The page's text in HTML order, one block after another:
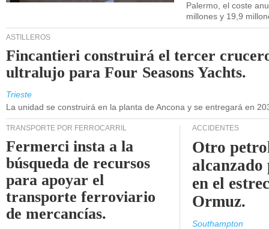
Palermo, el coste
millones y 19,9
ASTILLEROS
Fincantieri construirá el tercer
ultralujo para Four Seasons Yachts.
Trieste
La unidad se construirá en la planta de Ancona y se entregará en
TRANSPORTE POR FERROCARRIL
Fermerci insta a la
búsqueda de recursos
para apoyar el
transporte ferroviario
de mercancías.
ACCIDENTES
Otro
en el
Ormuz.
Southampton